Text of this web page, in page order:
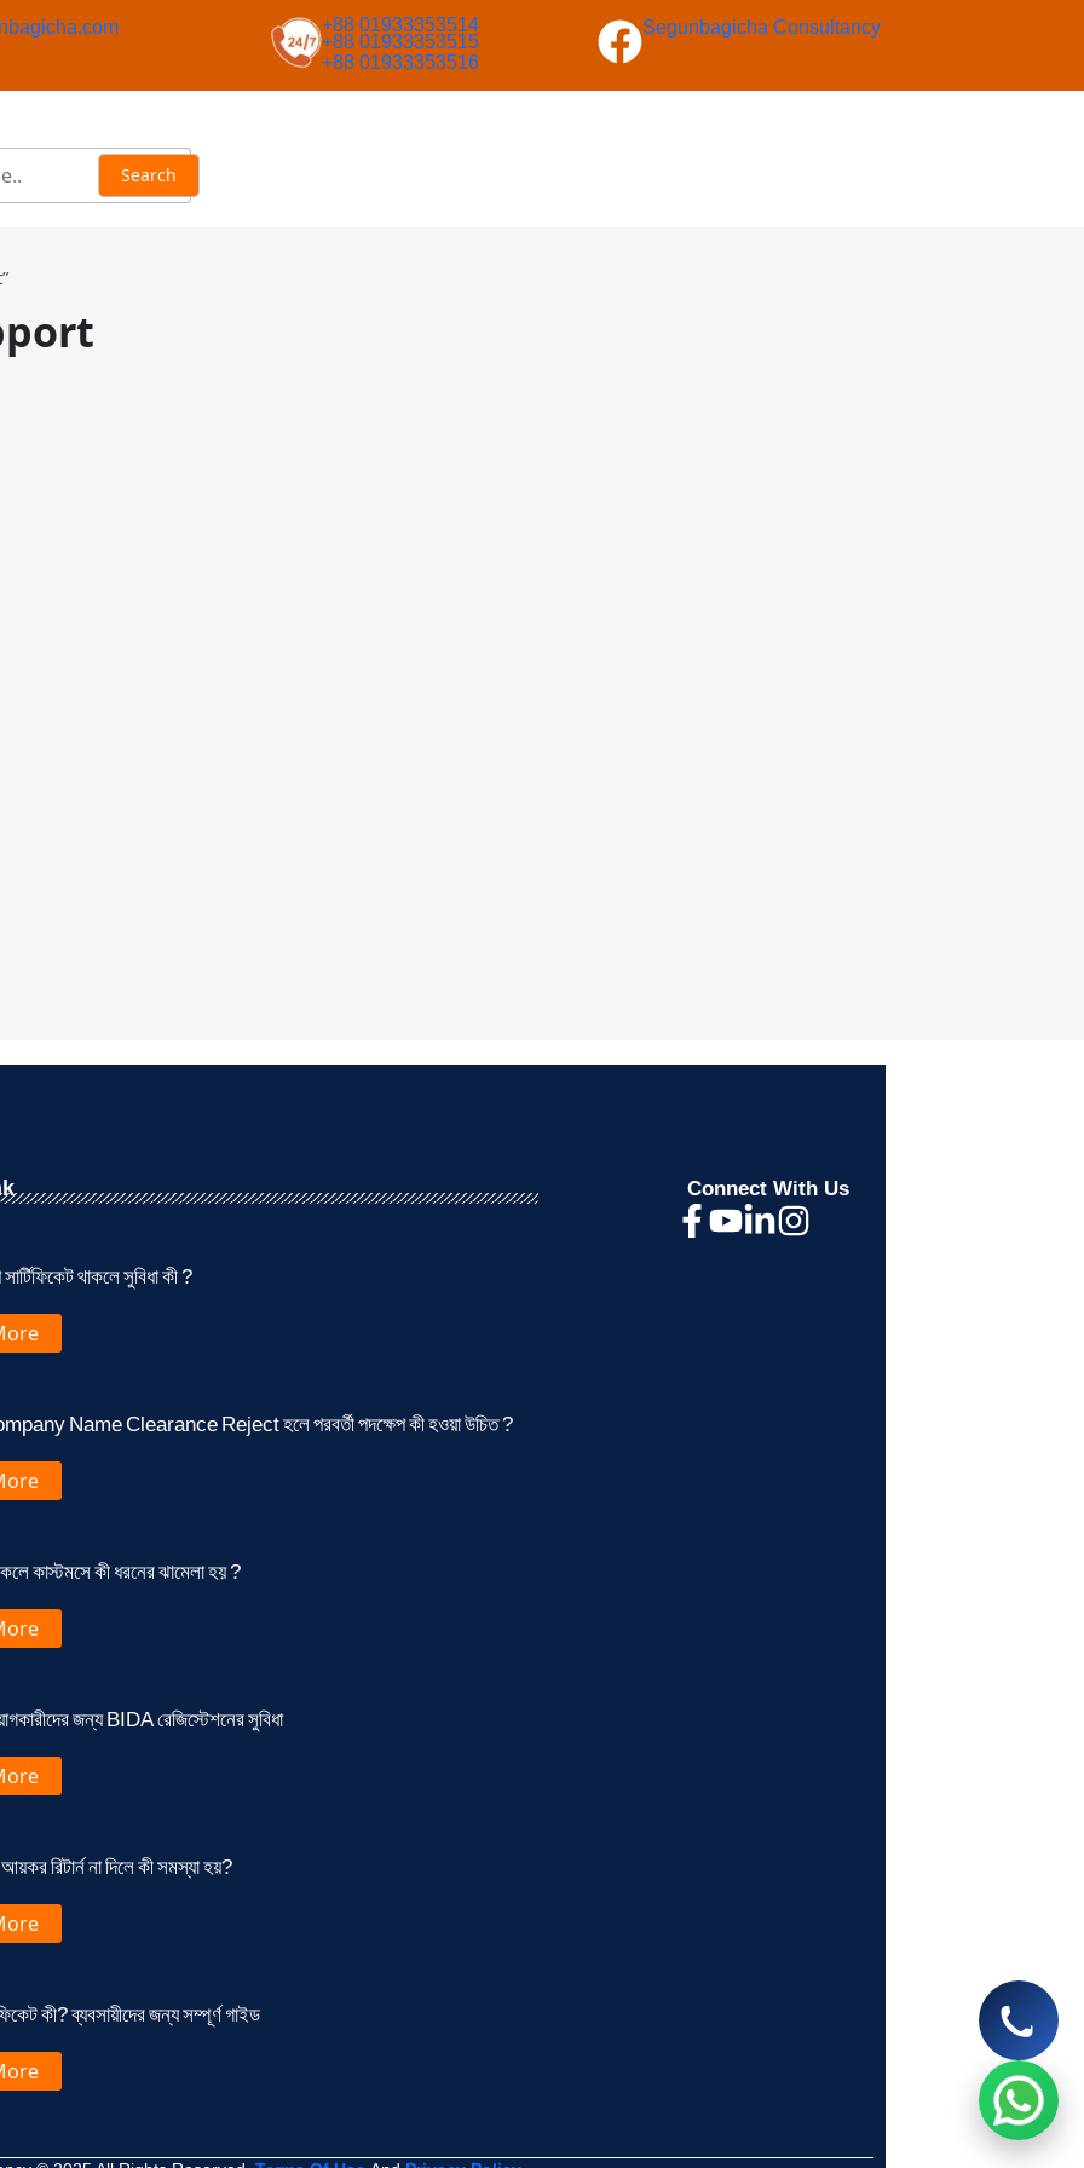
+88 01933353514
+88 01933353515
+88 01933353516
Segunbagicha Consultancy
থাকলে সুবিধা কী ?
Name Clearance Reject হলে পরবর্তী পদক্ষেপ কী হওয়া উচিত ?
কাস্টমসে কী ধরনের ঝামেলা হয় ?
জন্য BIDA রেজিস্টেশনের সুবিধা
রিটার্ন না দিলে কী সমস্যা হয়?
কী? ব্যবসায়ীদের জন্য সম্পূর্ণ গাইড
Connect With Us